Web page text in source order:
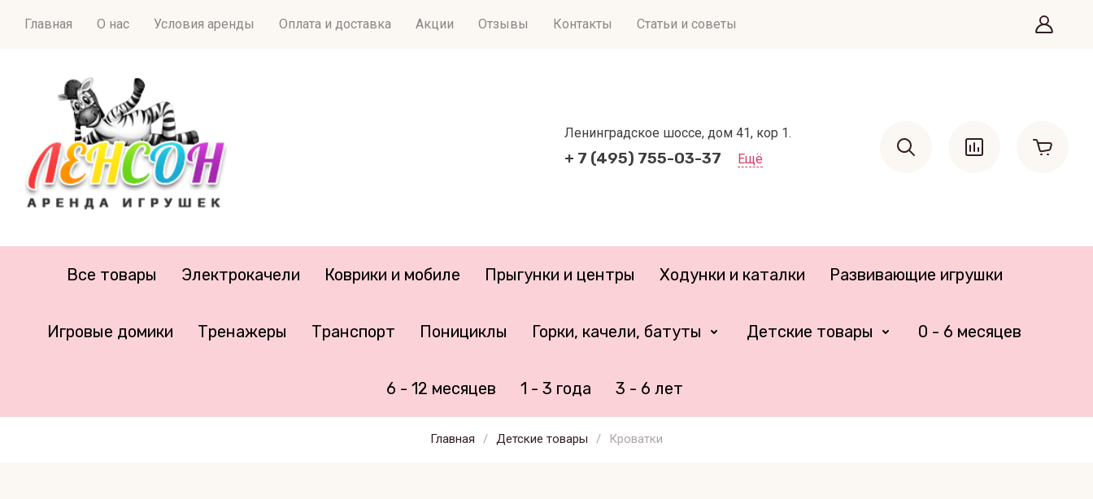
Главная О нас Условия аренды Оплата и доставка Акции Отзывы Контакты Статьи и советы
Ленинградское шоссе, дом 41, кор 1.
+ 7 (495) 755-03-37 Ещё
Все товары Электрокачели Коврики и мобиле Прыгунки и центры Ходунки и каталки Развивающие игрушки
Игровые домики Тренажеры Транспорт Понициклы Горки, качели, батуты Детские товары 0 - 6 месяцев
6 - 12 месяцев 1 - 3 года 3 - 6 лет
Главная / Детские товары / Кроватки